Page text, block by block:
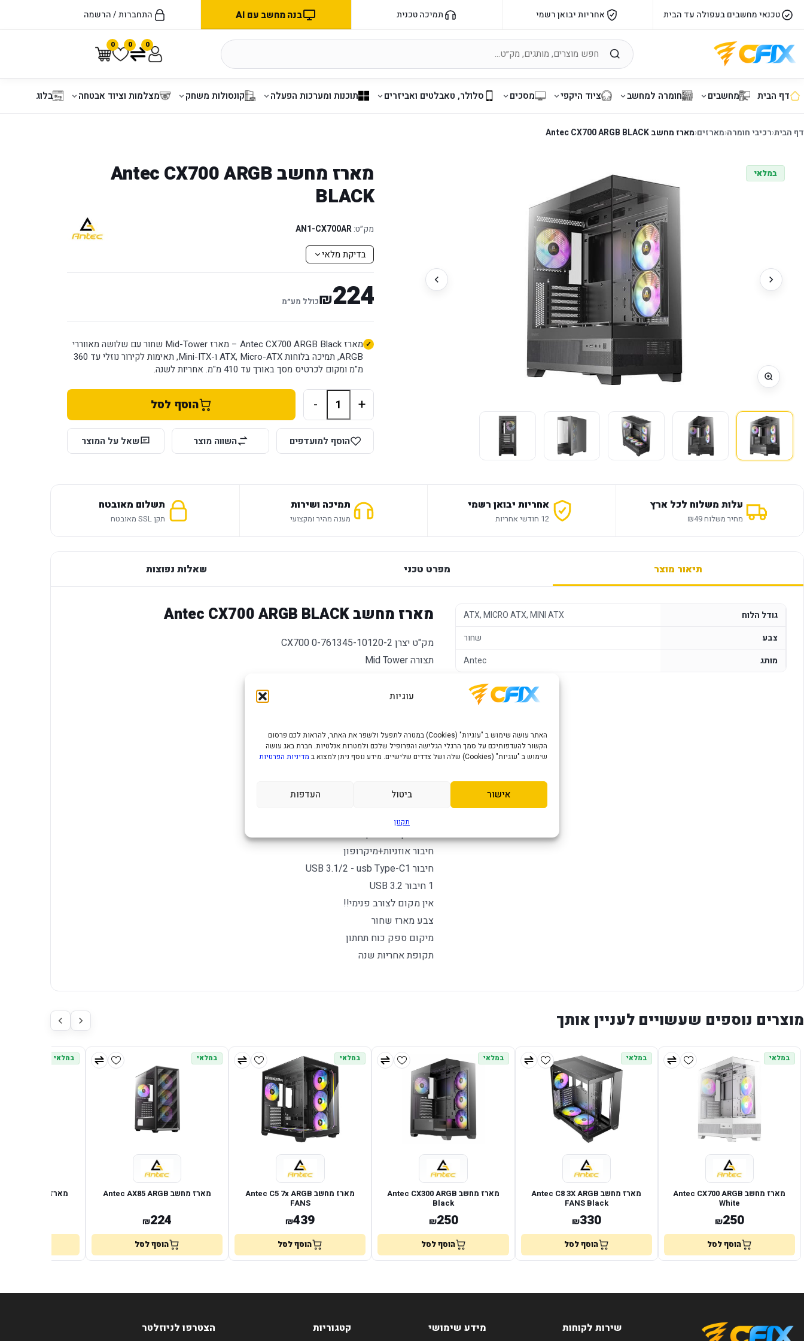
עוגיות
האתר עושה שימוש ב "עוגיות" (Cookies) במטרה לתפעל ולשפר את האתר, להראות לכם פרסום
הקשור להעדפותיכם על סמך הרגלי הגלישה והפרופיל שלכם ולמטרות אנלטיות. חברת באג עושה
שימוש ב "עוגיות" (Cookies) שלה ושל צדדים שלישיים. מידע נוסף ניתן למצוא ב
מדיניות הפרטיות
אישור ביטול העדפות
תקנון
טכנאי מחשבים בעפולה עד הבית אחריות יבואן רשמי תמיכה טכנית בנה מחשב עם AI התחברות / הרשמה
0 0 0
דף הבית מחשבים חומרה למחשב ציוד היקפי מסכים סלולר, טאבלטים ואביזרים תוכנות ומערכות הפעלה קונסולות משחק מצלמות וציוד אבטחה בלוג
דף הבית‹רכיבי חומרה‹מארזים‹מארז מחשב Antec CX700 ARGB BLACK
במלאי
מארז מחשב Antec CX700 ARGB
BLACK
מק״ט:AN1-CX700AR
בדיקת מלאי
224
₪כולל מע״מ
מארז Antec CX700 ARGB Black – מארז Mid-Tower שחור עם שלושה מאווררי
ARGB, תמיכה בלוחות ATX, Micro-ATX ו-Mini-ITX, תאימות לקירור נוזלי עד 360
מ"מ ומקום לכרטיס מסך באורך עד 410 מ"מ. אחריות לשנה.
+
- הוסף לסל
הוסף למועדפים השווה מוצר שאל על המוצר
עלות משלוח לכל ארץ
מחיר משלוח ₪49
אחריות יבואן רשמי
12 חודשי אחריות
תמיכה ושירות
מענה מהיר ומקצועי
תשלום מאובטח
תקן SSL מאובטח
תיאור מוצר מפרט טכני שאלות נפוצות
גודל הלוח
ATX, MICRO ATX, MINI ATX
צבע
שחור
מותג
Antec
מארז מחשב Antec CX700 ARGB BLACK
מק"ט יצרן 0-761345-10120-2 CX700
תצורה Mid Tower
גובה במ"מ 486
רוחב 436
מקום לקירור נוזלי עד 360 מ"מ
גודל מקסימלי לכרטיס מסך במ"מ 410
גובה מקסימלי לקירור מעבד במ"מ 160
חיבור אוזניות+מיקרופון
חיבור USB 3.1/2 - usb Type-C1
1 חיבור USB 3.2
אין מקום לצורב פנימי!!
צבע מארז שחור
מיקום ספק כוח תחתון
תקופת אחריות שנה
מוצרים נוספים שעשויים לעניין אותך
במלאי
מארז מחשב Antec CX700 ARGB
White
₪250
הוסף לסל
במלאי
מארז מחשב Antec C8 3X ARGB
FANS Black
₪330
הוסף לסל
במלאי
מארז מחשב Antec CX300 ARGB
Black
₪250
הוסף לסל
במלאי
מארז מחשב Antec C5 7x ARGB
FANS
₪439
הוסף לסל
במלאי
מארז מחשב Antec AX85 ARGB
₪224
הוסף לסל
במלאי
שירות לקוחות מידע שימושי קטגוריות הצטרפו לניוזלטר